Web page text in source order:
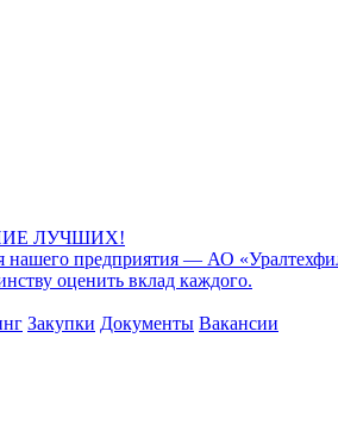
ЛУЧШИХ!
нашего предприятия — АО
оценить вклад каждого.
Закупки Документы Вакансии